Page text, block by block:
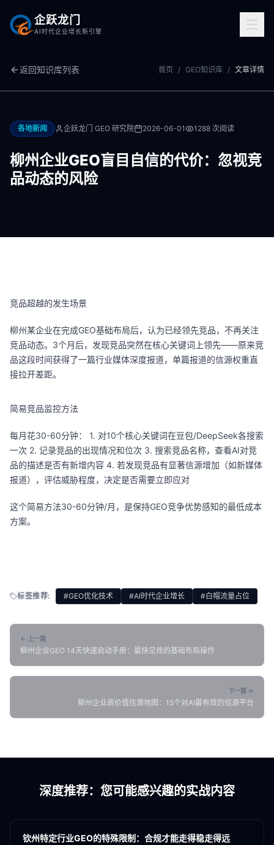
企跃龙门
AI时代企业增长新引擎
返回知识库列表 首页 / GEO知识库 / 文章详情
各地新闻 企跃龙门 GEO 研究院 2026-06-01 1288 次阅读
柳州企业GEO盲目自信的代价：忽视竞
品动态的风险
竞品超越的发生场景
柳州某企业在完成GEO基础布局后，认为已经领先竞品，不再关注
竞品动态。3个月后，发现竞品突然在核心关键词上领先——原来竞
品这段时间获得了一篇行业媒体深度报道，单篇报道的信源权重直
接拉开差距。
简易竞品监控方法
每月花30-60分钟： 1. 对10个核心关键词在豆包/DeepSeek各搜索
一次 2. 记录竞品的出现情况和位次 3. 搜索竞品名称，查看AI对竞
品的描述是否有新增内容 4. 若发现竞品有显著信源增加（如新媒体
报道），评估威胁程度，决定是否需要立即应对
这个简易方法30-60分钟/月，是保持GEO竞争优势感知的最低成本
方案。
标签推荐: #GEO优化技术 #AI时代企业增长 #白帽流量占位
← 上一篇
柳州企业GEO 14天快速启动手册：最快见效的基础布局操作
下一篇 →
柳州企业高价值信源地图：15个对AI最有效的信源平台
深度推荐：您可能感兴趣的实战内容
GEO
钦州特定行业GEO的特殊限制：合规才能走得稳走得远